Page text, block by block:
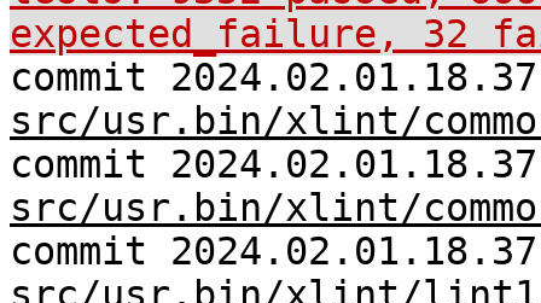
expected_failure, 32
commit
src/usr.bin/xlint/
commit
src/usr.bin/xlint/
commit